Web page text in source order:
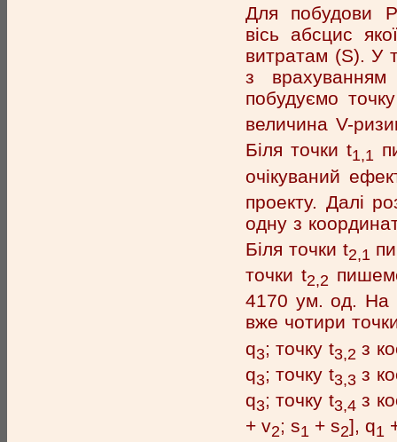
Для побудови
вісь абсцис
витратам (S). У
з
побудуємо
величина V-
Біля точки t1,1
очікуваний
проекту. Далі
одну з
Біля точки t2,1
точки t2,2
4170 ум. од. На
вже чотири
q3; точку t3,2 з
q3; точку t3,3 з
q3; точку t3,4 з
+ v2; s1 + s2], q1